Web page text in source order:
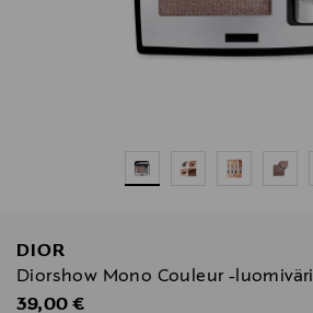
DIOR
Diorshow Mono Couleur -luomiväri
Original Price
39,00 €